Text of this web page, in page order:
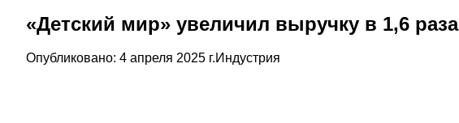
«Детский мир» увеличил выручку в 1,6 раза
Опубликовано: 4 апреля 2025 г.Индустрия